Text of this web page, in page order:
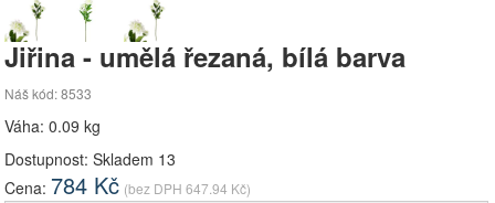
Jiřina - umělá řezaná, bílá barva
Náš kód: 8533
Váha: 0.09 kg
Dostupnost: Skladem 13
Cena: 784 Kč (bez DPH 647.94 Kč)